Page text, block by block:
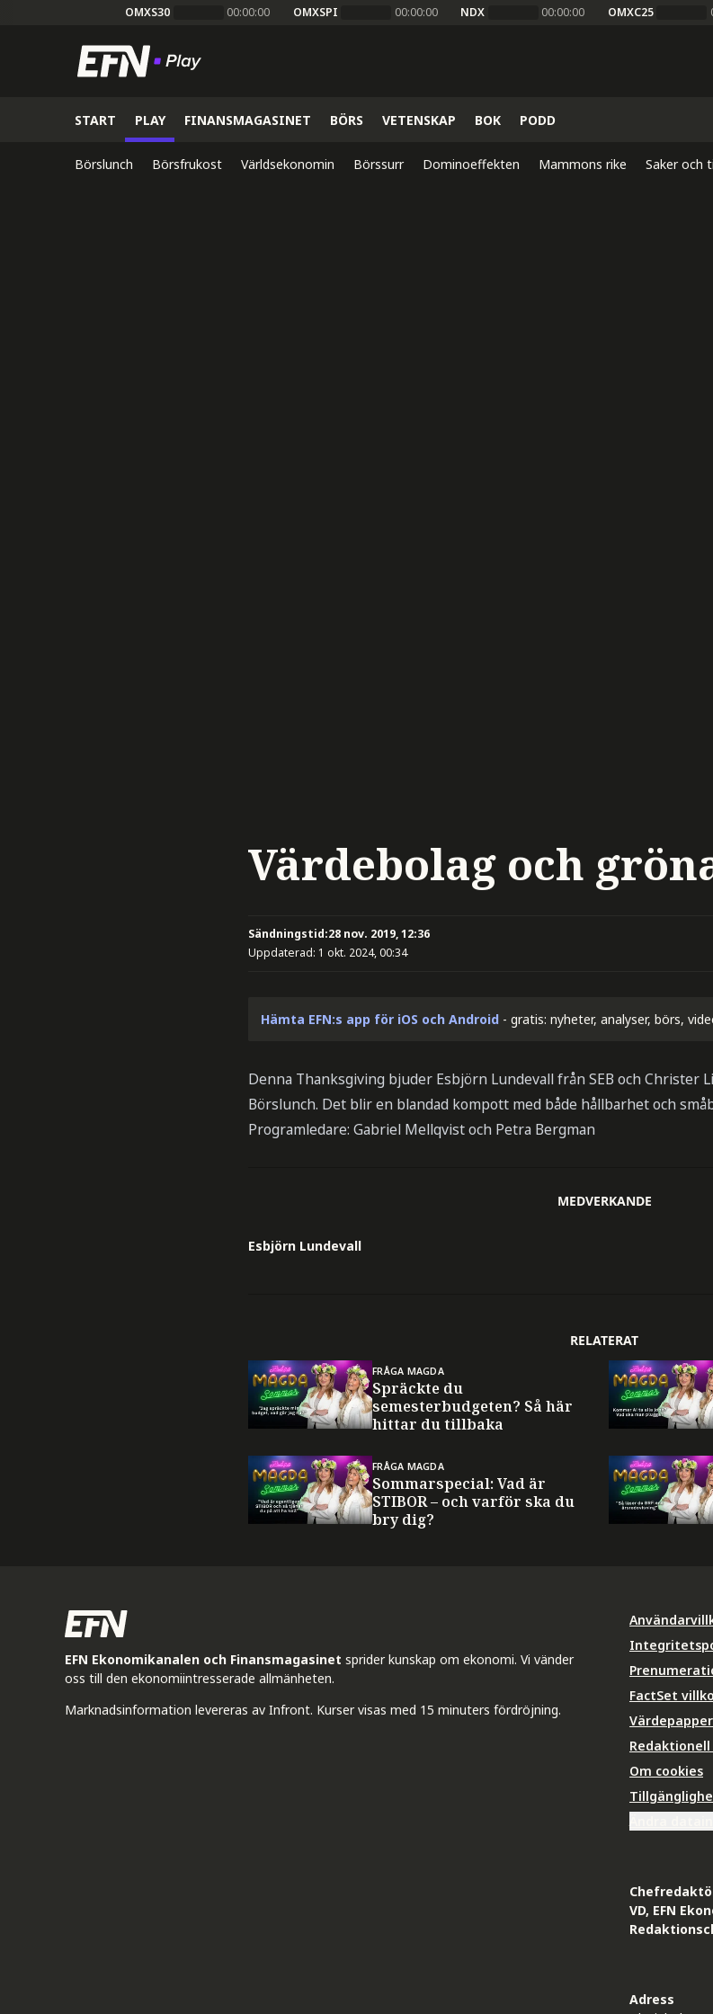
OMXS30 00:00:00 OMXSPI 00:00:00 NDX 00:00:00 OMXC25
START PLAY FINANSMAGASINET BÖRS VETENSKAP BOK PODD
Börslunch Börsfrukost Världsekonomin Börssurr Dominoeffekten Mammons rike Saker och
Värdebolag och
Sändningstid:28 nov. 2019, 12:36
Uppdaterad: 1 okt. 2024, 00:34
Hämta EFN:s app för iOS och Android - gratis: nyheter, analyser, börs,
Denna Thanksgiving bjuder Esbjörn Lundevall från SEB och Christer
Börslunch. Det blir en blandad kompott med både hållbarhet och
Programledare: Gabriel Mellqvist och Petra Bergman
MEDVERKANDE
Esbjörn Lundevall
RELATERAT
FRÅGA MAGDA
Spräckte du
semesterbudgeten? Så här
hittar du tillbaka
FRÅGA MAGDA
Sommarspecial: Vad är
STIBOR – och varför ska du
bry dig?
EFN Ekonomikanalen och Finansmagasinet sprider kunskap om ekonomi. Vi vänder
oss till den ekonomiintresserade allmänheten.
Marknadsinformation levereras av Infront. Kurser visas med 15 minuters fördröjning.
FactSet
Om cookies
VD, EFN
Adress